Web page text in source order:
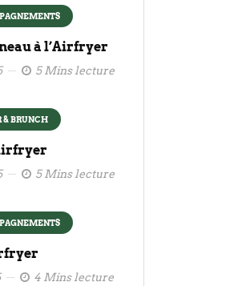
à l’Airfryer
5 Mins lecture
& BRUNCH
5 Mins lecture
4 Mins lecture